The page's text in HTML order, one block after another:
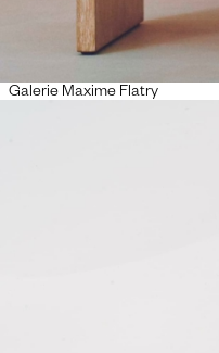
Galerie Maxime Flatry